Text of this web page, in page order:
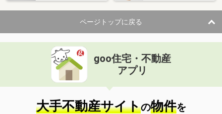
ページトップに戻る
goo住宅・不動産
アプリ
大手不動産サイトの物件を